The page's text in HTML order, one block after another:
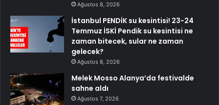
Ağustos 8, 2026
İstanbul PENDİK su kesintisi! 23-24
Temmuz İSKİ Pendik su kesintisi ne
zaman bitecek, sular ne zaman
gelecek?
Ağustos 8, 2026
Melek Mosso Alanya’da festivalde
sahne aldı
Ağustos 7, 2026